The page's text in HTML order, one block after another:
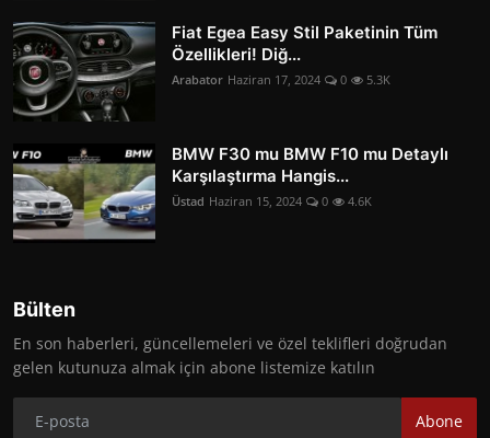
Fiat Egea Easy Stil Paketinin Tüm
Özellikleri! Diğ...
Arabator Haziran 17, 2024 0 5.3K
BMW F30 mu BMW F10 mu Detaylı
Karşılaştırma Hangis...
Üstad Haziran 15, 2024 0 4.6K
Bülten
En son haberleri, güncellemeleri ve özel teklifleri doğrudan
gelen kutunuza almak için abone listemize katılın
Abone